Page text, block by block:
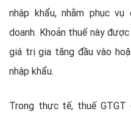
nhập khẩu, nhằm phục
doanh. Khoản thuế này
giá trị gia tăng đầu vào
nhập khẩu.
Trong thực tế, thuế